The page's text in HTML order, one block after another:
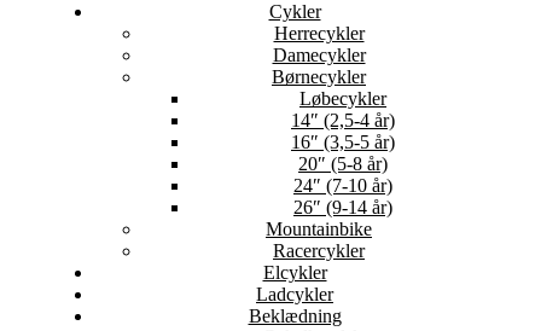
Cykler
Herrecykler
Damecykler
Børnecykler
Løbecykler
14″ (2,5-4 år)
16″ (3,5-5 år)
20″ (5-8 år)
24″ (7-10 år)
26″ (9-14 år)
Mountainbike
Racercykler
Elcykler
Ladcykler
Beklædning